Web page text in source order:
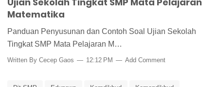
Matematika
Panduan Penyusunan dan Contoh Soal Ujian Sekolah
Tingkat SMP Mata Pelajaran M…
Written By Cecep Gaos 12:12 PM Add Comment